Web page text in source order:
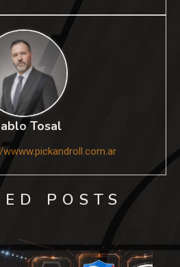
Tosal
wwww.pickandroll.com.ar
POSTS